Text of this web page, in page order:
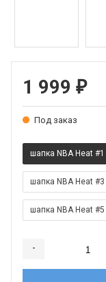
1 999 ₽
Под заказ
шапка NBA Heat #1
шапка NBA Heat #3
шапка NBA Heat #5
-